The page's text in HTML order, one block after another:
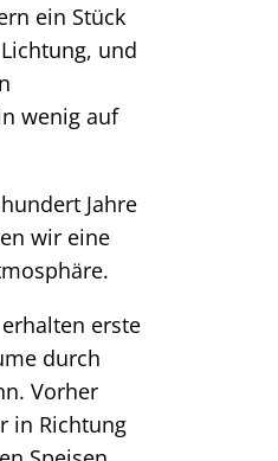
ein Stück
und
wenig auf
Jahre
wir eine
erste
durch
Vorher
in Richtung